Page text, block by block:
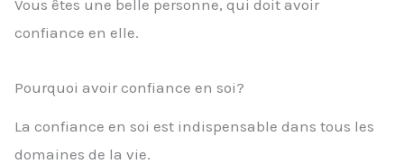
Vous êtes une belle personne, qui doit avoir
confiance en elle.
Pourquoi avoir confiance en soi?
La confiance en soi est indispensable dans tous les
domaines de la vie.